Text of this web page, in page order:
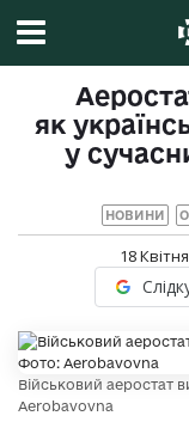
як
у
НОВИНИ
18
Військовий аеростат
Aerobavovna